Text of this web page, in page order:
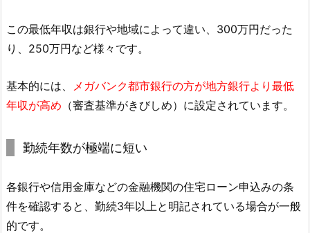
この最低年収は銀行や地域によって違い、300万円だった
り、250万円など様々です。
基本的には、
メガバンク都市銀行の方が地方銀行より最低
年収が高め （審査基準がきびしめ）に設定されています。
勤続年数が極端に短い
各銀行や信用金庫などの金融機関の住宅ローン申込みの条
件を確認すると、勤続3年以上と明記されている場合が一般
的です。